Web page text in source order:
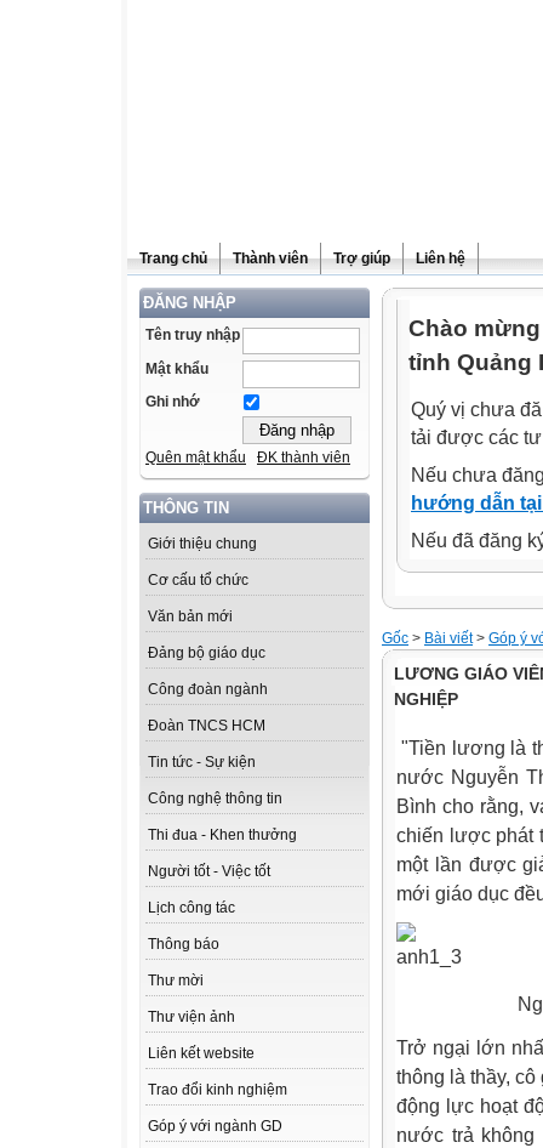
Trang chủ Thành viên Trợ giúp Liên hệ
ĐĂNG NHẬP
Tên truy nhập
Mật khẩu
Ghi nhớ
Quên mật khẩu ĐK thành viên
THÔNG TIN
Giới thiệu chung
Cơ cấu tổ chức
Văn bản mới
Đảng bộ giáo dục
Công đoàn ngành
Đoàn TNCS HCM
Tin tức - Sự kiện
Công nghệ thông tin
Thi đua - Khen thưởng
Người tốt - Việc tốt
Lịch công tác
Thông báo
Thư mời
Thư viện ảnh
Liên kết website
Trao đổi kinh nghiệm
Góp ý với ngành GD
Chào
tỉnh Quảng
Quý vị chưa
tải được các
Nếu chưa
hướng dẫn
Nếu đã đăng
Gốc > Bài viết> Góp ý
LƯƠNG GIÁO
NGHIỆP
"Tiền lương là
nước Nguyễn
Bình cho rằng,
chiến lược phát
một lần được
mới giáo dục
Nguyên
Trở ngại lớn
thông là thầy,
động lực hoạt
nước trả